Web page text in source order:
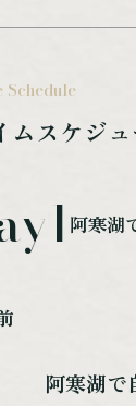
Schedule
ムスケジ
阿寒湖
阿寒湖で